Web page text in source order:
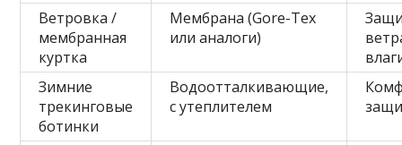
Ветровка /
мембранная
куртка
Мембрана (Gore-Tex
или аналоги)
Зимние
трекинговые
ботинки
Водоотталкивающие,
с утеплителем